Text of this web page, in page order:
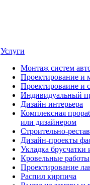
Услуги
Монтаж систем
Проектирование и
Проектироваине и
Индивидуальный
Дизайн интерьера
Комплексная
или дизайнером
Строительно-
Дизайн-проекты
Укладка брусчатки
Кровельные работы
Проектирование
Распил кирпича